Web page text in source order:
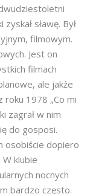
sławę. Był
filmowym.
Jest on
filmach
ale jakże
roku 1978 „Co mi
zagrał w nim
do gosposi.
osobiście dopiero
klubie
nocnych
bardzo często.